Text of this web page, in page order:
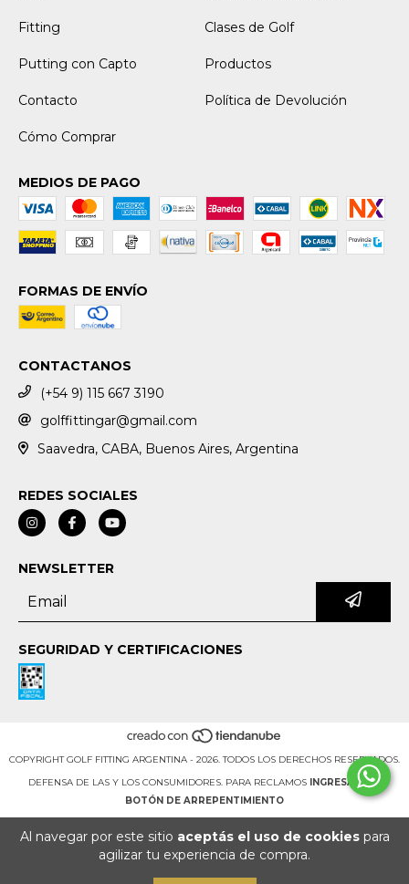
Al navegar por este sitio aceptás el uso de cookiespara
agilizar tu experiencia de compra.
Fitting Clases de Golf
Putting con Capto Productos
Contacto Política de Devolución
Cómo Comprar
MEDIOS DE PAGO
FORMAS DE ENVÍO
CONTACTANOS
(+54 9) 115 667 3190
golffittingar@gmail.com
Saavedra, CABA, Buenos Aires, Argentina
REDES SOCIALES
NEWSLETTER
SEGURIDAD Y CERTIFICACIONES
COPYRIGHT GOLF FITTING ARGENTINA - 2026. TODOS LOS DERECHOS RESERVADOS.
DEFENSA DE LAS Y LOS CONSUMIDORES. PARA RECLAMOS
INGRESÁ ACÁ.
BOTÓN DE ARREPENTIMIENTO